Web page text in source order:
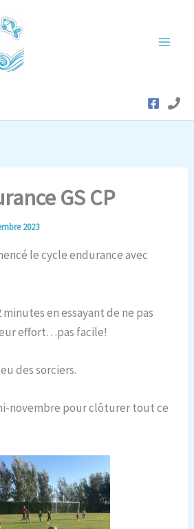
GS CP
2023
le cycle endurance avec
en essayant de ne pas
effort…pas facile!
des sorciers.
novembre pour clôturer tout ce